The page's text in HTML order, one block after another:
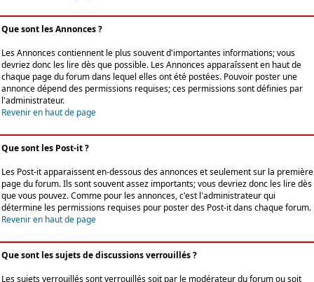
Que sont les Annonces ?
Les Annonces contiennent le plus souvent d'importantes informations; vous
devriez donc les lire dès que possible. Les Annonces apparaîssent en haut de
chaque page du forum dans lequel elles ont été postées. Pouvoir poster une
annonce dépend des permissions requises; ces permissions sont définies par
l'administrateur.
Revenir en haut de page
Que sont les Post-it ?
Les Post-it apparaissent en-dessous des annonces et seulement sur la première
page du forum. Ils sont souvent assez importants; vous devriez donc les lire dès
que vous pouvez. Comme pour les annonces, c'est l'administrateur qui
détermine les permissions requises pour poster des Post-it dans chaque forum.
Revenir en haut de page
Que sont les sujets de discussions verrouillés ?
Les sujets verrouillés sont verrouillés soit par le modérateur du forum ou soit